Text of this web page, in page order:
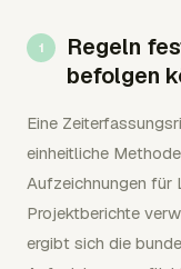
Regeln
befolgen
Eine
einheitliche
Aufzeichnungen für
Projektberichte
ergibt sich die